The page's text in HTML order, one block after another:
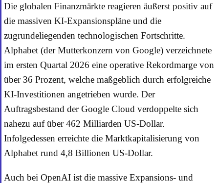
Die globalen Finanzmärkte reagieren äußerst positiv auf
die massiven KI-Expansionspläne und die
zugrundeliegenden technologischen Fortschritte.
Alphabet (der Mutterkonzern von Google) verzeichnete
im ersten Quartal 2026 eine operative Rekordmarge von
über 36 Prozent, welche maßgeblich durch erfolgreiche
KI-Investitionen angetrieben wurde. Der
Auftragsbestand der Google Cloud verdoppelte sich
nahezu auf über 462 Milliarden US-Dollar.
Infolgedessen erreichte die Marktkapitalisierung von
Alphabet rund 4,8 Billionen US-Dollar.
Auch bei OpenAI ist die massive Expansions- und